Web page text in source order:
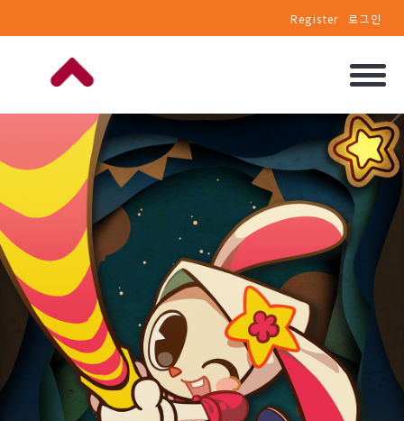
Register 로그인